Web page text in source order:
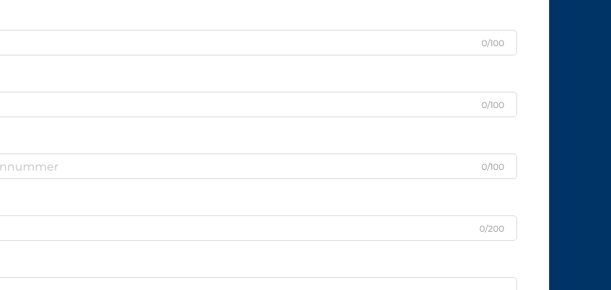
0/100
0/100
0/100
0/200